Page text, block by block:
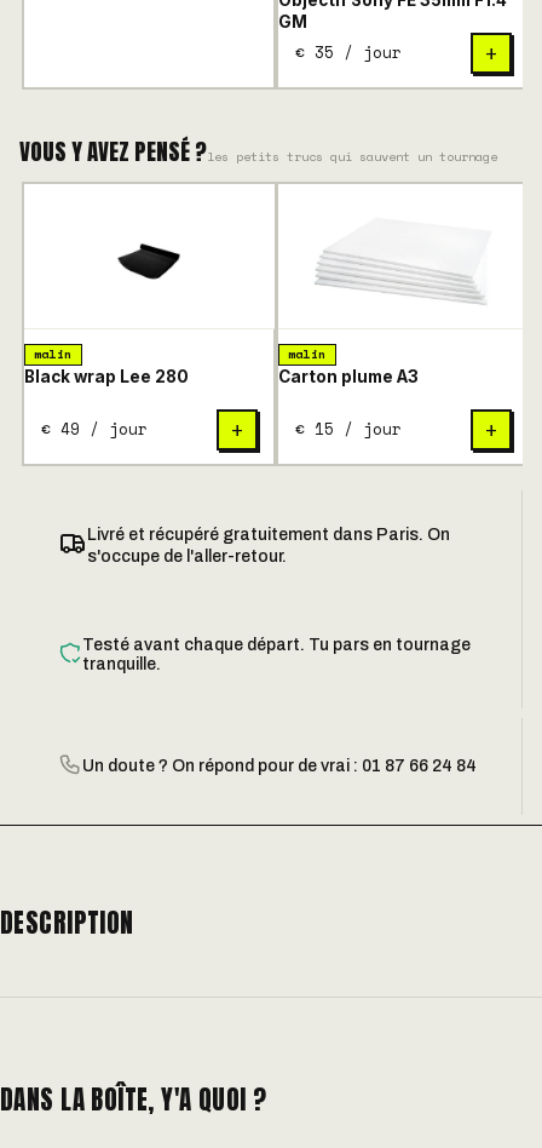
GM
€ 35 / jour +
VOUS Y AVEZ PENSÉ ?les petits trucs qui sauvent un tournage
malin
Black wrap Lee 280
€ 49 / jour +
malin
Carton plume A3
€ 15 / jour +
Livré et récupéré gratuitement dans Paris. On
s'occupe de l'aller-retour.
Testé avant chaque départ. Tu pars en tournage
tranquille.
Un doute ? On répond pour de vrai : 01 87 66 24 84
DESCRIPTION
DANS LA BOÎTE, Y'A QUOI ?